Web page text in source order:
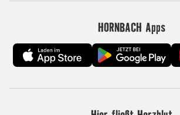
HORNBACH Apps